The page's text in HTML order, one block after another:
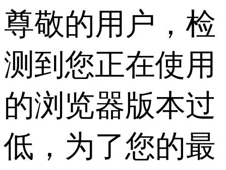
尊敬的用户，检
测到您正在使用
的浏览器版本过
低，为了您的最